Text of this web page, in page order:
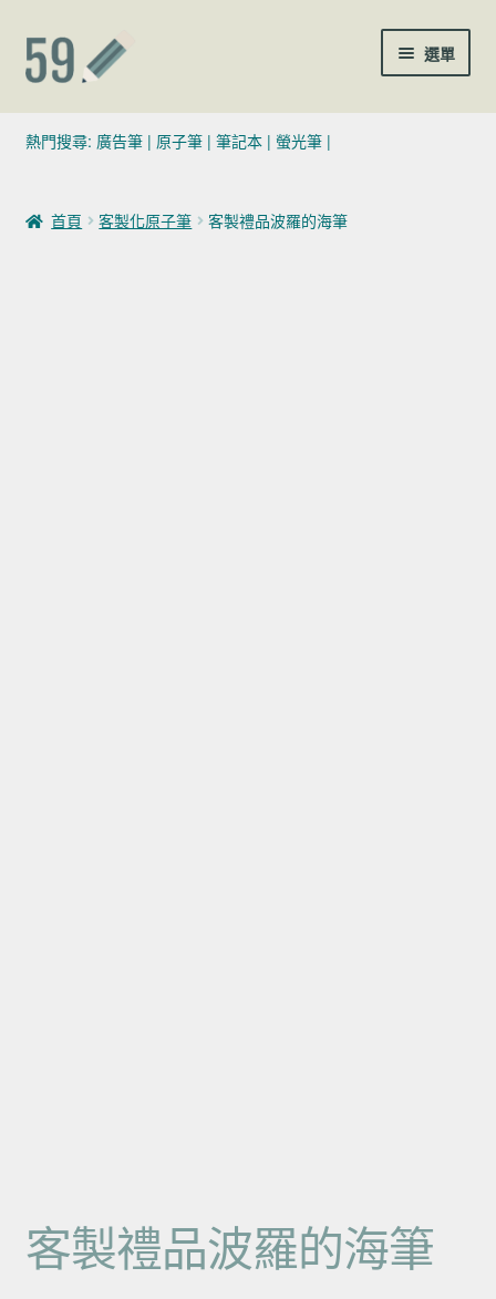
跳至導覽列
跳至主要內容 選單
(02)7729-4140
聯絡我們
熱門搜尋: 廣告筆| 原子筆| 筆記本| 螢光筆|
首頁 客製化原子筆 客製禮品波羅的海筆
客製禮品波羅的海筆